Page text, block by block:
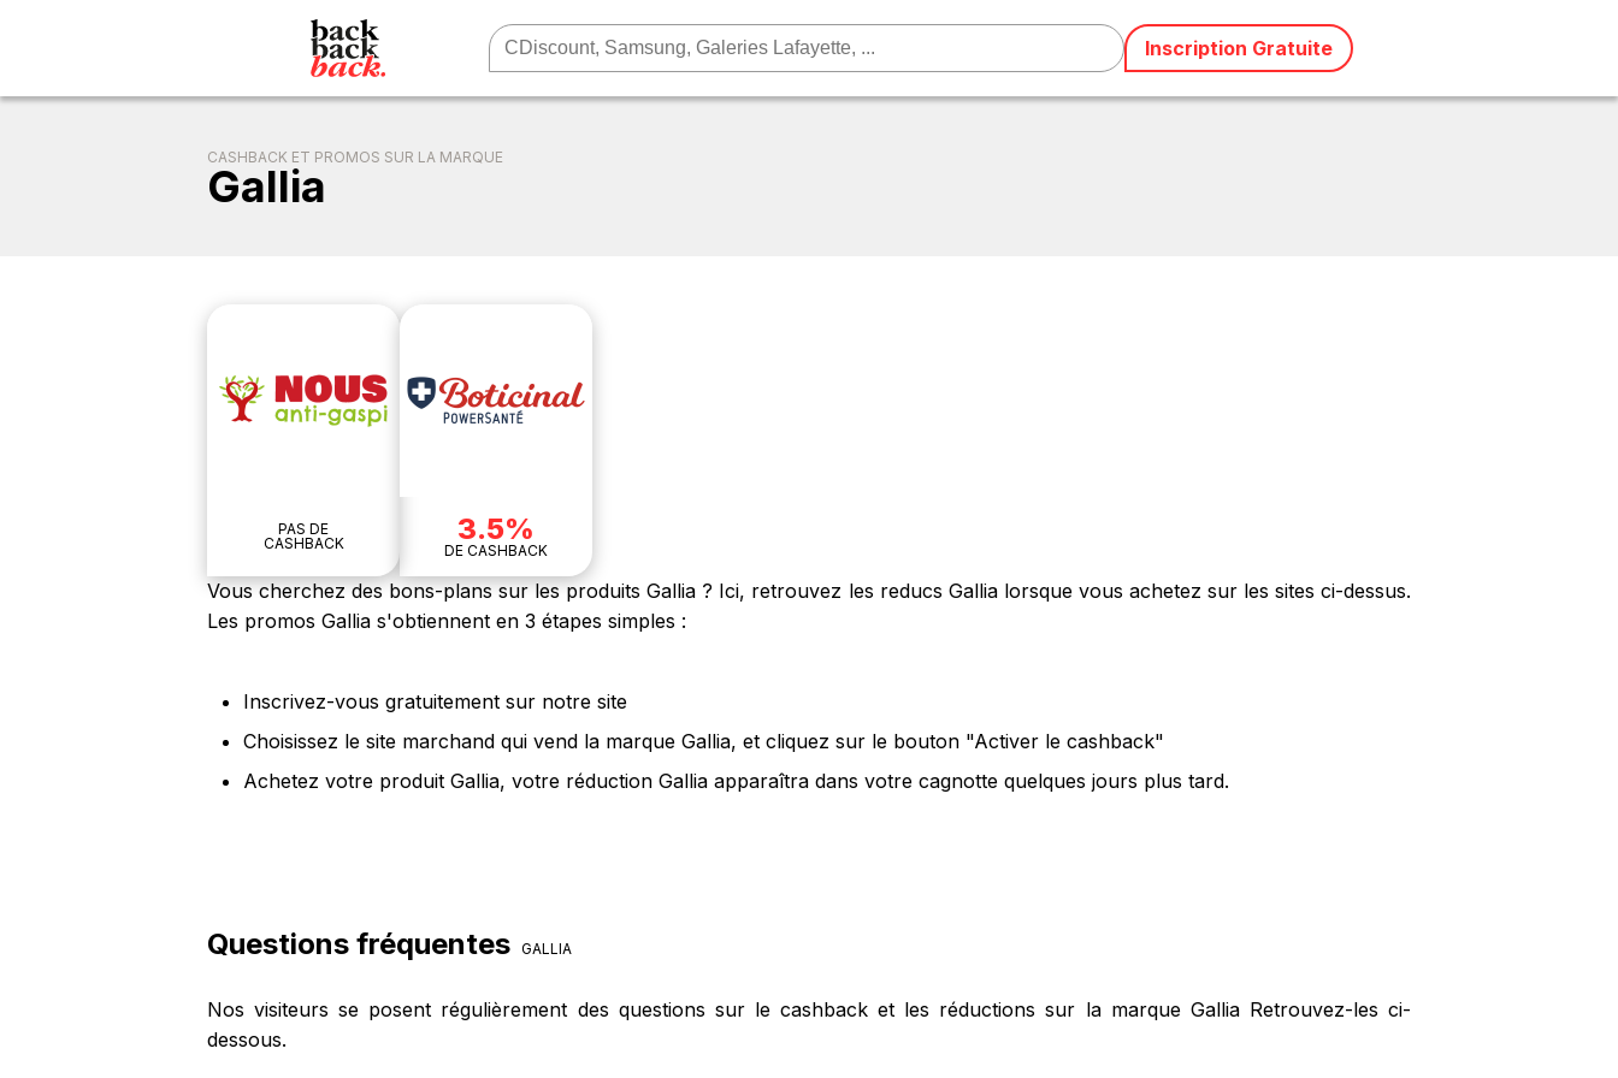
CASHBACK ET PROMOS SUR LA MARQUE
Gallia
PAS DE
CASHBACK
3.5%
DE CASHBACK
Vous cherchez des bons-plans sur les produits Gallia ? Ici, retrouvez les reducs Gallia lorsque vous achetez sur les sites ci-dessus.
Les promos Gallia s'obtiennent en 3 étapes simples :
Inscrivez-vous gratuitement sur notre site
Choisissez le site marchand qui vend la marque Gallia, et cliquez sur le bouton "Activer le cashback"
Achetez votre produit Gallia, votre réduction Gallia apparaîtra dans votre cagnotte quelques jours plus tard.
Questions fréquentes GALLIA
Nos visiteurs se posent régulièrement des questions sur le cashback et les réductions sur la marque Gallia Retrouvez-les ci-
dessous.
Inscription Gratuite